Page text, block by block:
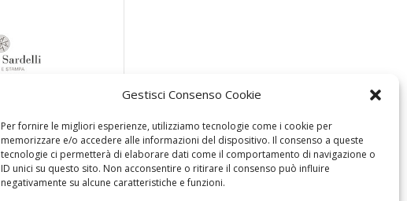
Gestisci Consenso Cookie
Per fornire le migliori esperienze, utilizziamo tecnologie come i cookie per
memorizzare e/o accedere alle informazioni del dispositivo. Il consenso a queste
tecnologie ci permetterà di elaborare dati come il comportamento di navigazione o
ID unici su questo sito. Non acconsentire o ritirare il consenso può influire
negativamente su alcune caratteristiche e funzioni.